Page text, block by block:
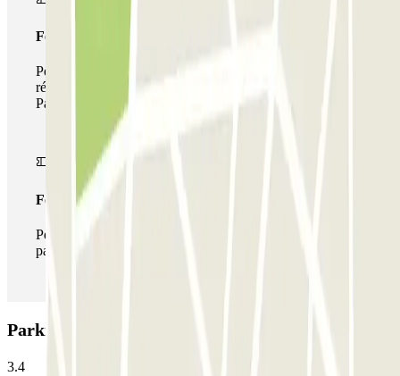
Forfait de stationnement multiple
Pendant votre séjour, vous pouvez utiliser l'ensemble du
réseau de parkings de cet opérateur disponible sur
Parclick.
Forfait illimité
Pendant votre séjour, vous pouvez entrer et sortir du
parking aussi souvent que vous le souhaitez.
Parking Q-Park Clémenceau: Avis
3.4